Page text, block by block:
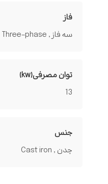
فاز
سه فاز , Three-phase
توان مصرفی(kw)
13
جنس
چدن , Cast iron